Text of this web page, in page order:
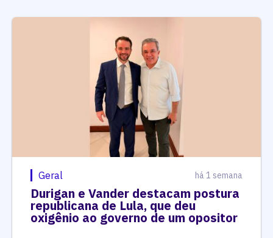
Geral há 1 semana
Durigan e Vander destacam postura
republicana de Lula, que deu
oxigênio ao governo de um opositor